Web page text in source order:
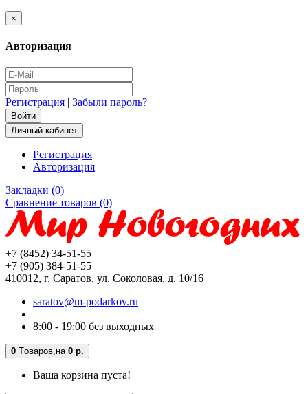
×
Авторизация
Регистрация | Забыли пароль?
Личный кабинет
Регистрация
Авторизация
Закладки (0)
Сравнение товаров (0)
+7 (8452) 34-51-55
+7 (905) 384-51-55
410012, г. Саратов, ул. Соколовая, д. 10/16
saratov@m-podarkov.ru
8:00 - 19:00 без выходных
0 Tоваров, на 0 р.
Ваша корзина пуста!